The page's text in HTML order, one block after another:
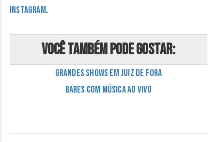
Instagram.
Você também pode gostar:
Grandes shows em Juiz de Fora
Bares com música ao vivo